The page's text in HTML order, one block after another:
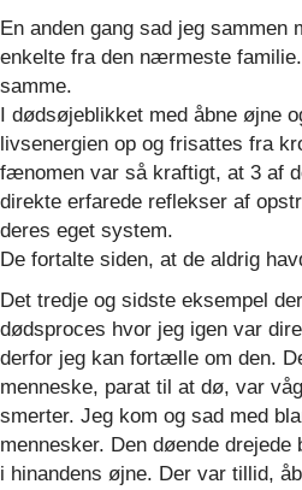
En anden gang sad jeg sammen
enkelte fra den nærmeste
samme.
I dødsøjeblikket med åbne øjne
livsenergien op og frisattes fra
fænomen var så kraftigt, at 3 af
direkte erfarede reflekser af
deres eget system.
De fortalte siden, at de aldrig
Det tredje og sidste eksempel
dødsproces hvor jeg igen var
derfor jeg kan fortælle om den.
menneske, parat til at dø, var
smerter. Jeg kom og sad med
mennesker. Den døende
i hinandens øjne. Der var tillid,